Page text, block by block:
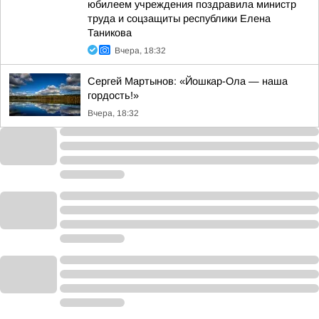
юбилеем учреждения поздравила министр
труда и соцзащиты республики Елена
Таникова
Вчера, 18:32
Сергей Мартынов: «Йошкар-Ола — наша
гордость!»
Вчера, 18:32